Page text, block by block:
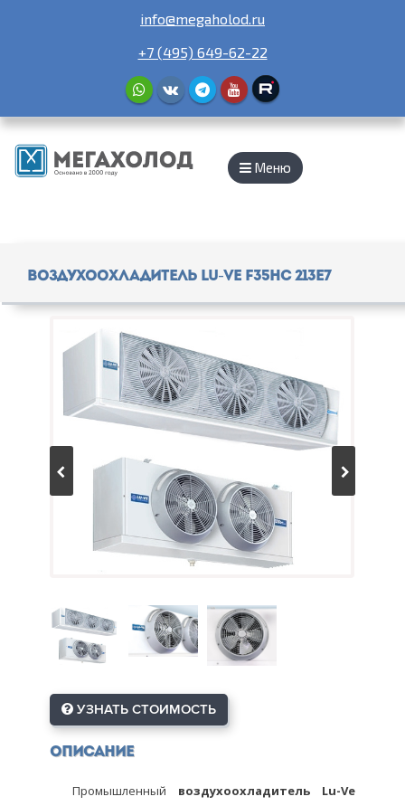
info@megaholod.ru
+7 (495) 649-62-22
Меню
Воздухоохладитель Lu-Ve F35HC 213E7
УЗНАТЬ СТОИМОСТЬ
Описание
Промышленный воздухоохладитель Lu-Ve